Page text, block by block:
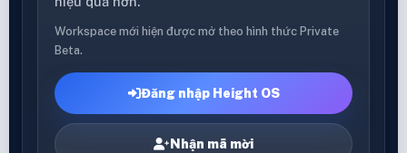
Workspace mới hiện được mở theo hình thức Private
Beta.
Đăng nhập Height OS
Nhận mã mời